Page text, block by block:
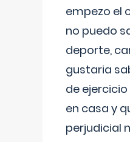
empezo el
no puedo
deporte,
gustaria
de
en casa y
perjudicial